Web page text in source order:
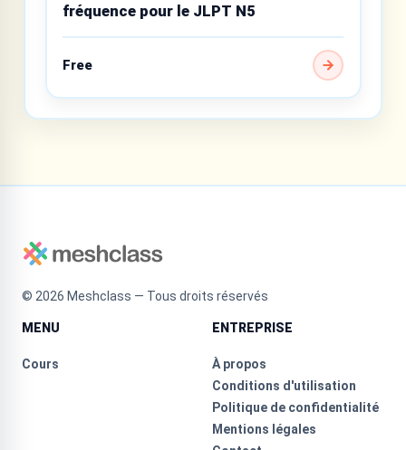
fréquence pour le JLPT N5
Free
© 2026 Meshclass — Tous droits réservés
MENU
Cours
ENTREPRISE
À propos
Conditions d'utilisation
Politique de confidentialité
Mentions légales